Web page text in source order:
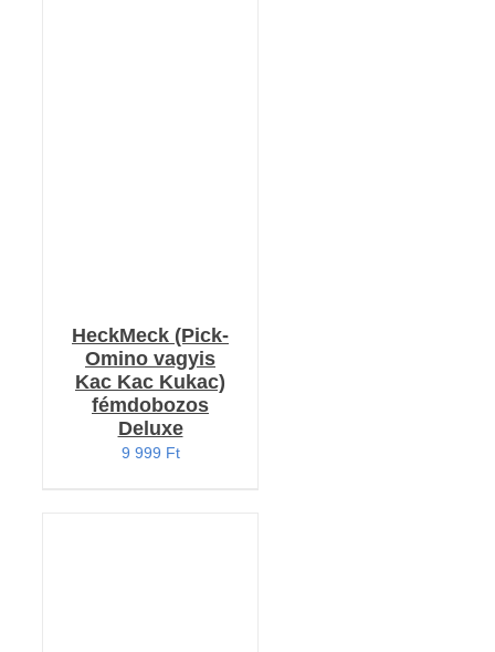
HeckMeck (Pick-
Omino vagyis
Kac Kac Kukac)
fémdobozos
Deluxe
9 999 Ft